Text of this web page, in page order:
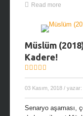
Read more
Müslüm
Kadere!
03 Kasım, 2018 / yazar:
Senaryo aşaması,